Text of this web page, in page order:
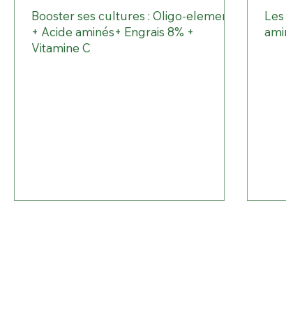
Booster ses cultures : Oligo-elements
+ Acide aminés+ Engrais 8% +
Vitamine C